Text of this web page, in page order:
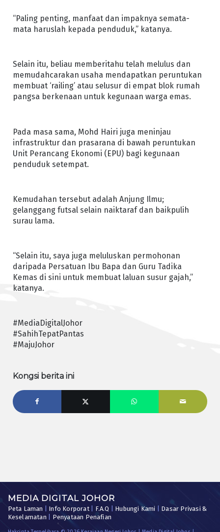
“Paling penting, manfaat dan impaknya semata-
mata haruslah kepada penduduk,” katanya.
Selain itu, beliau memberitahu telah melulus dan
memudahcarakan usaha mendapatkan peruntukan
membuat ‘railing’ atau selusur di empat blok rumah
pangsa berkenaan untuk kegunaan warga emas.
Pada masa sama, Mohd Hairi juga meninjau
infrastruktur dan prasarana di bawah peruntukan
Unit Perancang Ekonomi (EPU) bagi kegunaan
penduduk setempat.
Kemudahan tersebut adalah Anjung Ilmu;
gelanggang futsal selain naiktaraf dan baikpulih
surau lama.
“Selain itu, saya juga meluluskan permohonan
daripada Persatuan Ibu Bapa dan Guru Tadika
Kemas di sini untuk membuat laluan susur gajah,”
katanya.
#MediaDigitalJohor
#SahihTepatPantas
#MajuJohor
Kongsi berita ini
MEDIA DIGITAL JOHOR
Peta Laman Info Korporat| F.A.Q Hubungi Kami
Dasar Privasi &
Keselamatan
Penyataan Penafian